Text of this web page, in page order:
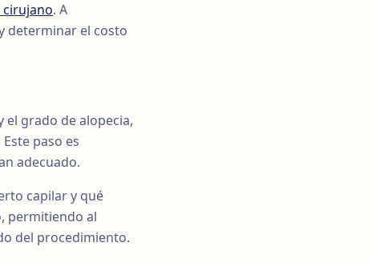
cirujano. A
determinar el costo
el grado de alopecia,
paso es
adecuado.
capilar y qué
permitiendo al
del procedimiento.